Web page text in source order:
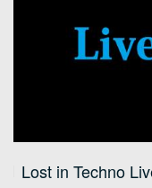
Lost in Techno